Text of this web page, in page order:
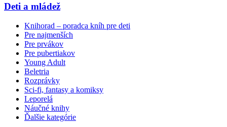
Deti a mládež
Knihorad – poradca kníh pre deti
Pre najmenších
Pre prvákov
Pre pubertiakov
Young Adult
Beletria
Rozprávky
Sci-fi, fantasy a komiksy
Leporelá
Náučné knihy
Ďalšie kategórie